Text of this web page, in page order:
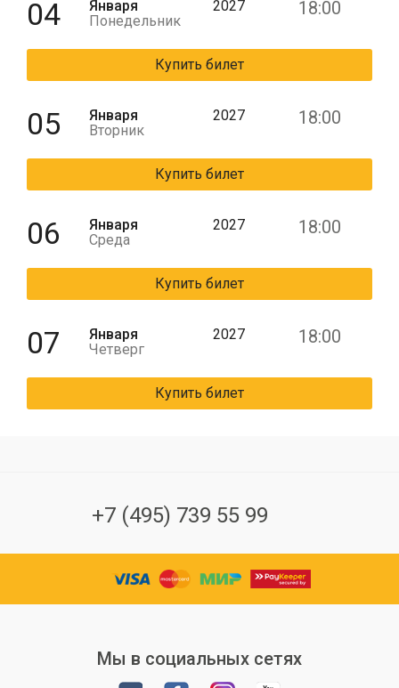
04
Января
Понедельник
2027 18:00
Купить билет
05
Января
Вторник
2027 18:00
Купить билет
06
Января
Среда
2027 18:00
Купить билет
07
Января
Четверг
2027 18:00
Купить билет
+7 (495) 739 55 99
Мы в социальных сетях